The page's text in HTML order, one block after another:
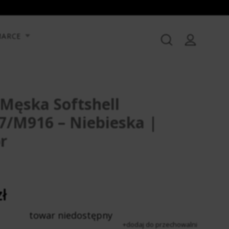
Softshell
M916 – Niebieska |
towar niedostępny
dodaj do przechowalni